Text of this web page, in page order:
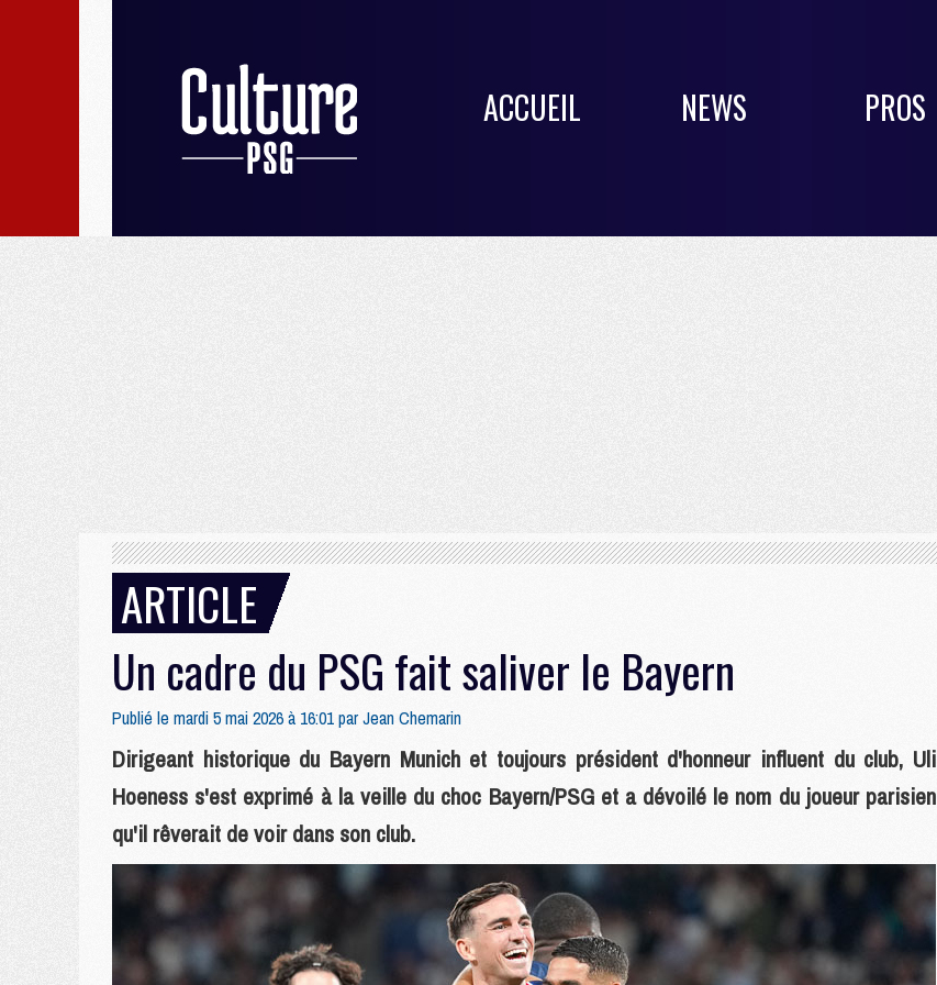
ACCUEIL NEWS PROS
ARTICLE
Un cadre du PSG fait saliver le Bayern
Publié le mardi 5 mai 2026 à 16:01 parJean Chemarin
Dirigeant historique du Bayern Munich et toujours président d'honneur influent du club, Uli
Hoeness s'est exprimé à la veille du choc Bayern/PSG et a dévoilé le nom du joueur parisien
qu'il rêverait de voir dans son club.